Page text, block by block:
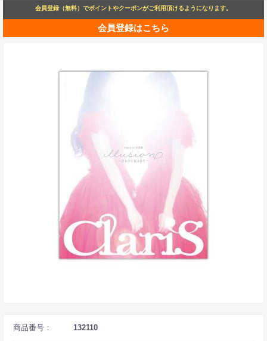
会員登録（無料）でポイントやクーポンがご利用頂けるようになります。
会員登録はこちら
商品番号： 132110